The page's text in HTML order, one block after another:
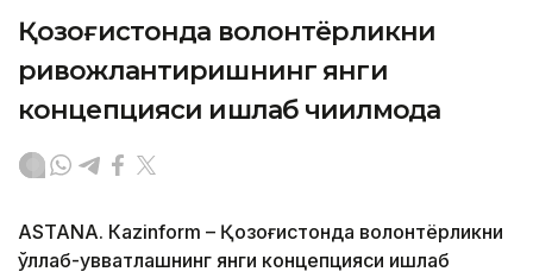
Қозоғистонда волонтёрликни
ривожлантиришнинг янги
концепцияси ишлаб чиқилмоқда
ASTANА. Кazinform – Қозоғистонда волонтёрликни
қўллаб-қувватлашнинг янги концепцияси ишлаб